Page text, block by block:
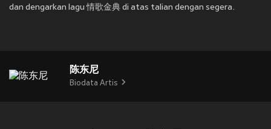
dan dengarkan lagu 情歌金典 di atas talian dengan segera.
陈东尼
Biodata Artis